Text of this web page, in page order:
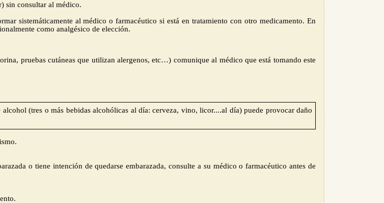
sin consultar al médico.
sistemáticamente al médico o farmacéutico si está en tratamiento con otro medicamento. En
como analgésico de elección.
pruebas cutáneas que utilizan alergenos, etc…) comunique al médico que está tomando este
(tres o más bebidas alcohólicas al día: cerveza, vino, licor....al día) puede provocar daño
o tiene intención de quedarse embarazada, consulte a su médico o farmacéutico antes de